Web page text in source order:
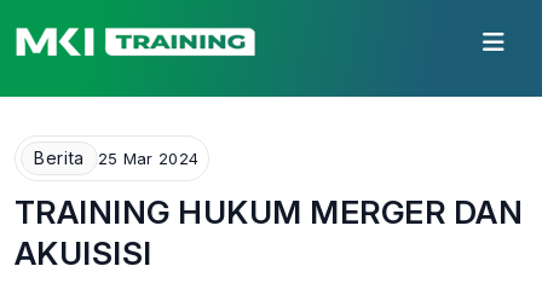
Berita 25 Mar 2024
TRAINING HUKUM MERGER DAN
AKUISISI